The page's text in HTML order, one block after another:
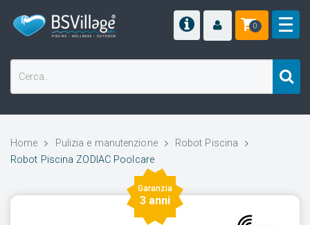
0
Home Pulizia e manutenzione
Robot Piscina
Robot Piscina ZODIAC Poolcare
Garanzia
3 anni